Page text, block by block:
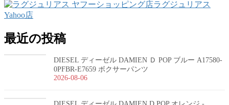
ラグジュリアス
Yahoo店
最近の投稿
DIESEL ディーゼル DAMIEN Ｄ POP ブルー A17580-
0PFBR-E7659 ボクサーパンツ
2026-08-06